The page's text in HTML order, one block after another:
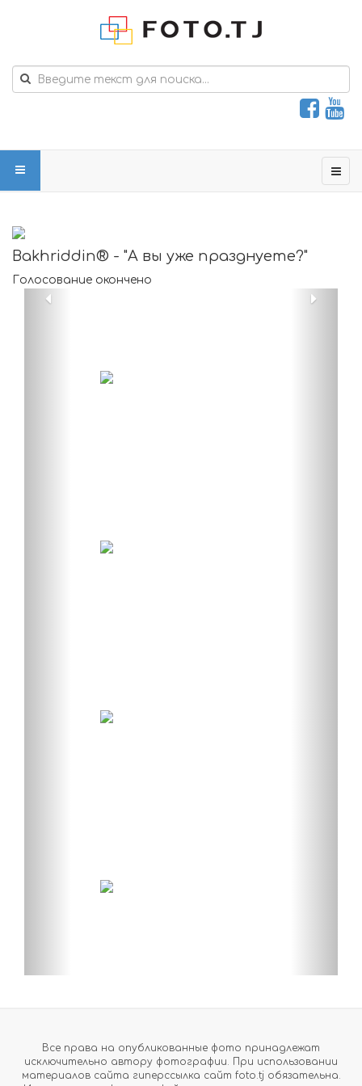
Bakhriddin® - "А вы уже празднуете?"
Голосование окончено
Все права на опубликованные фото принадлежат
исключительно автору фотографии. При использовании
материалов сайта гиперссылка сайт foto.tj обязательна.